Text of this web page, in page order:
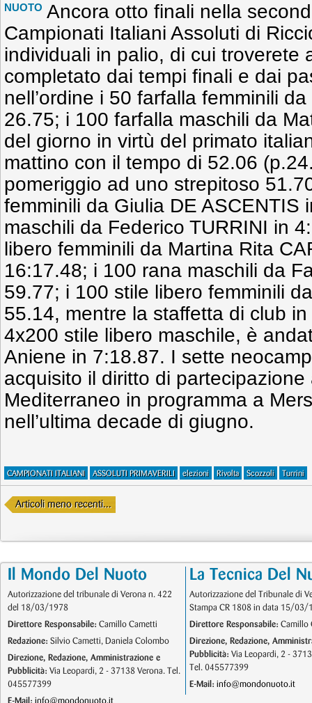
NUOTO Ancora otto finali nella
Campionati Italiani Assoluti di
individuali in palio, di cui troverete
completato dai tempi finali e dai
nell’ordine i 50 farfalla femminili
26.75; i 100 farfalla maschili da
del giorno in virtù del primato
mattino con il tempo di 52.06
pomeriggio ad uno strepitoso
femminili da Giulia DE ASCENTIS
maschili da Federico TURRINI in
libero femminili da Martina Rita
16:17.48; i 100 rana maschili da
59.77; i 100 stile libero femminili
55.14, mentre la staffetta di club
4x200 stile libero maschile, è
Aniene in 7:18.87. I sette
acquisito il diritto di partecipazione
Mediterraneo in programma a
nell’ultima decade di giugno.
CAMPIONATI ITALIANI ASSOLUTI PRIMAVERILI elezioni Rivolta Scozzoli Turrini
Articoli meno recenti...
Il Mondo Del Nuoto
Autorizzazione del tribunale di Verona n. 422
del 18/03/1978
Direttore Responsabile: Camillo Cametti
Redazione: Silvio Cametti, Daniela Colombo
Direzione, Redazione, Amministrazione e
Pubblicità: Via Leopardi, 2 - 37138 Verona. Tel.
045577399
E-Mail: info@mondonuoto.it
La Tecnica Del
Autorizzazione del Tribunale di
Stampa CR 1808 in data 15/03/
Direttore Responsabile: Camillo
Direzione, Redazione,
Pubblicità: Via Leopardi, 2 -
Tel. 045577399
E-Mail: info@mondonuoto.it